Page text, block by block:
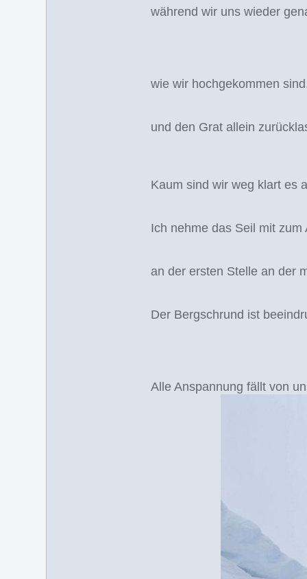
während wir uns wieder
wie wir hochgekommen
und den Grat allein
Kaum sind wir weg klart es
Ich nehme das Seil mit zum
an der ersten Stelle an der
Der Bergschrund ist
Alle Anspannung fällt von